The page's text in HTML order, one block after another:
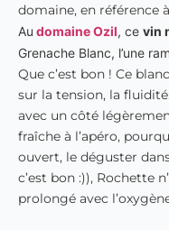
domaine, en référence
Au domaine Ozil, ce vin
Grenache Blanc, l’une
Que c’est bon ! Ce
sur la tension, la
avec un côté
fraîche à l’apéro,
ouvert, le déguster
c’est bon :)), Rochette
prolongé avec